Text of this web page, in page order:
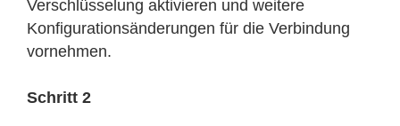
Verschlüsselung aktivieren und weitere
Konfigurationsänderungen für die Verbindung
vornehmen.
Schritt 2